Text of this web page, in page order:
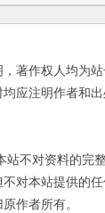
著作权人均为
应注明作者和
不对资料的完
对本站提供的
作者所有。